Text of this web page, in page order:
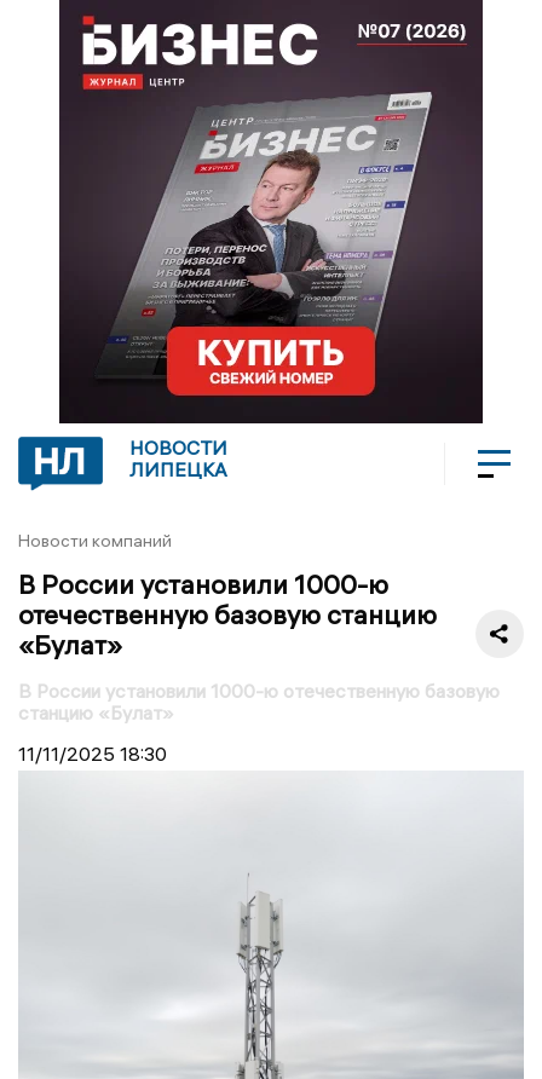
НОВОСТИ
ЛИПЕЦКА
Новости компаний
В России установили 1000-ю
отечественную базовую станцию
«Булат»
В России установили 1000-ю отечественную базовую
станцию «Булат»
11/11/2025 18:30